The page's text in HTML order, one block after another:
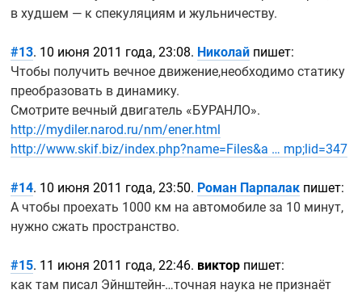
в худшем — к спекуляциям и жульничеству.
#13. 10 июня 2011 года, 23:08. Николай пишет:
Чтобы получить вечное движение,необходимо статику
преобразовать в динамику.
Смотрите вечный двигатель «БУРАНЛО».
http://mydiler.narod.ru/nm/ener.html
http://www.skif.biz/index.php?name=Files&a … mp;lid=347
#14. 10 июня 2011 года, 23:50. Роман Парпалак пишет:
А чтобы проехать 1000 км на автомобиле за 10 минут,
нужно сжать пространство.
#15. 11 июня 2011 года, 22:46. виктор пишет:
как там писал Эйнштейн-…точная наука не признаёт